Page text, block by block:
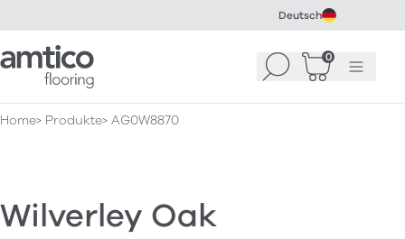
Deutsch
Amtico Flooring Suchen 0
WarenkorbMenü
Home Produkte AG0W8870
Wilverley Oak